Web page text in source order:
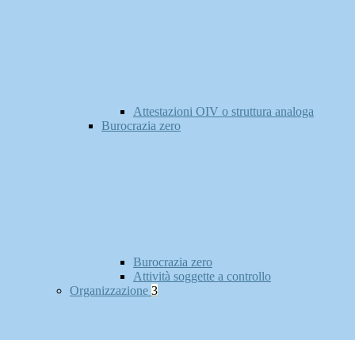
Attestazioni OIV o struttura analoga
Burocrazia zero
Burocrazia zero
Attività soggette a controllo
Organizzazione 3